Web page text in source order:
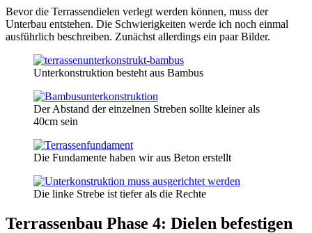
Bevor die Terrassendielen verlegt werden können, muss der
Unterbau entstehen. Die Schwierigkeiten werde ich noch einmal
ausführlich beschreiben. Zunächst allerdings ein paar Bilder.
Unterkonstruktion besteht aus Bambus
Der Abstand der einzelnen Streben sollte kleiner als
40cm sein
Die Fundamente haben wir aus Beton erstellt
Die linke Strebe ist tiefer als die Rechte
Terrassenbau Phase 4: Dielen befestigen